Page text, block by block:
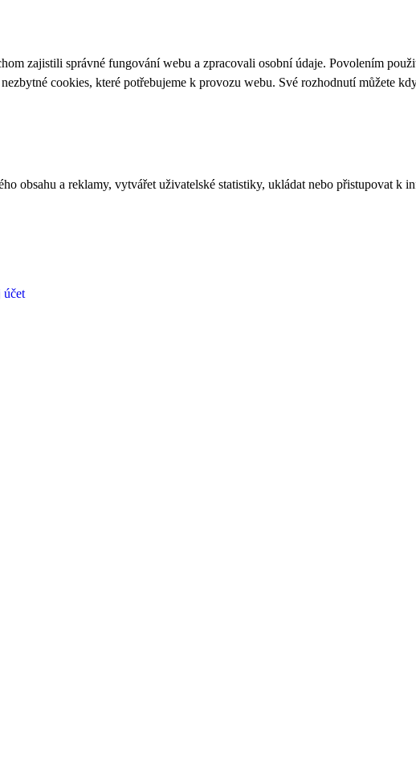
zajistili správné fungování webu a zpracovali osobní údaje. Povolením
cookies, které potřebujeme k provozu webu. Své rozhodnutí můžete
obsahu a reklamy, vytvářet uživatelské statistiky, ukládat nebo přistupovat k